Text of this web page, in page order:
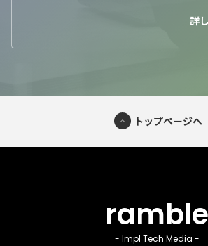
トップページへ
ramble
- Impl Tech Media -